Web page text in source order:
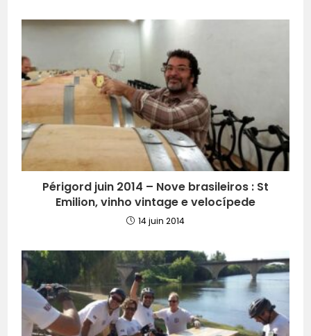
Périgord juin 2014 – Nove brasileiros : St
Emilion, vinho vintage e velocípede
14 juin 2014